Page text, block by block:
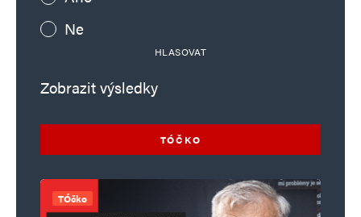
napochodoval aby nás osvobodil a pak tu
strávil další 50 let.
Ne
HLASOVAT
Zobrazit výsledky
TÓČKO
TÓčko